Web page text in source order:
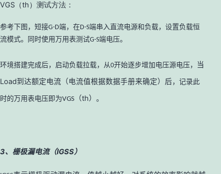
VGS（th）测试方法：
参考下图，短接G-D端，在D-S端串入直流电源和负载，设置负载恒
流模式。同时使用万用表测试G-S端电压。
环境搭建完成后，启动负载拉载，从0开始逐步增加电压源电压，
当
Load到达额定电流（电流值根据数据手册来确定）后 ，记录此
时的万用表电压即为VGS （th） 。
3、栅极漏电流（IGSS）